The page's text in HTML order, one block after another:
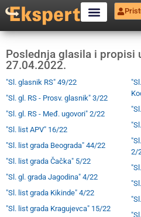
Poslednja glasila i propisi
27.04.2022.
"Sl. glasnik RS" 49/22
"Sl. gl. RS - Prosv. glasnik" 3/22
"Sl. gl. RS - Međ. ugovori" 2/22
"Sl. list APV" 16/22
"Sl. list grada Beograda" 44/22
"Sl. list grada Čačka" 5/22
"Sl. gl. grada Jagodina" 4/22
"Sl. list grada Kikinde" 4/22
"Sl. list grada Kragujevca" 15/22
2/